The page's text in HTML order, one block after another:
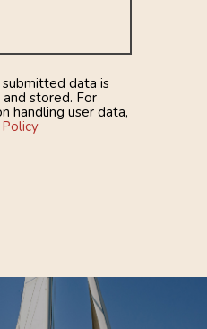
data is
stored. For
handling user data,